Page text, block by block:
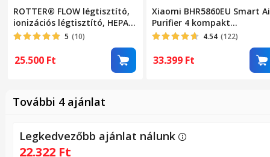
ROTTER® FLOW légtisztító,
ionizációs légtisztító, HEPA
szűrős és ionizációs
légtisztító, HEPA, 3 tisztítási
szint és auto funkció,
csendes üzemmód, 20W,
5 (10)
25.500 Ft
Xiaomi BHR5860EU Smart
Purifier 4 kompakt
légtisztító
4.54 (122)
33.399 Ft
További 4 ajánlat
Legkedvezőbb ajánlat nálunk
22.322 Ft